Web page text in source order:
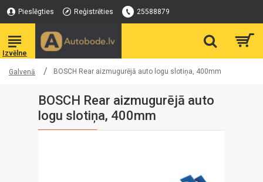
Pieslēgties Reģistrēties 25588879
Galvenā BOSCH Rear aizmugurējā auto logu slotiņa, 400mm
BOSCH Rear aizmugurējā auto
logu slotiņa, 400mm